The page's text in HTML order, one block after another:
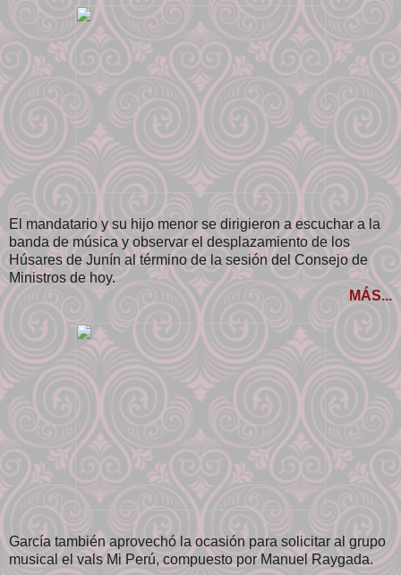
El mandatario y su hijo menor se dirigieron a escuchar a la
banda de música y observar el desplazamiento de los
Húsares de Junín al término de la sesión del Consejo de
Ministros de hoy.
MÁS...
García también aprovechó la ocasión para solicitar al grupo
musical el vals Mi Perú, compuesto por Manuel Raygada.